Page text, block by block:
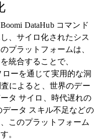
DataHub コマンド
、サイロ化されたシス
プラットフォームは、
統合することで、
ーを通じて実用的な洞
によると、世界のデー
タ サイロ、時代遅れの
ータ スキル不足などの
このプラットフォーム
。